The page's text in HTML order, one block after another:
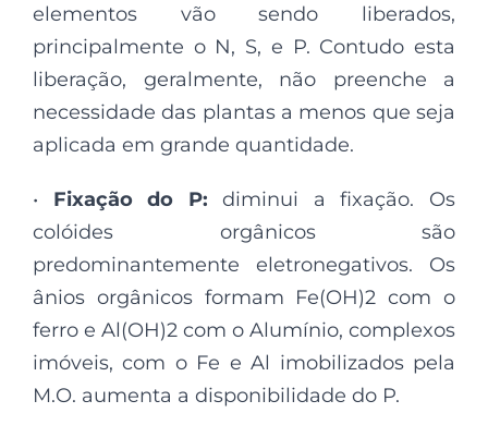
elementos vão sendo liberados,
principalmente o N, S, e P. Contudo esta
liberação, geralmente, não preenche a
necessidade das plantas a menos que seja
aplicada em grande quantidade.
• Fixação do P: diminui a fixação. Os
colóides orgânicos são
predominantemente eletronegativos. Os
ânios orgânicos formam Fe(OH)2 com o
ferro e Al(OH)2 com o Alumínio, complexos
imóveis, com o Fe e Al imobilizados pela
M.O. aumenta a disponibilidade do P.